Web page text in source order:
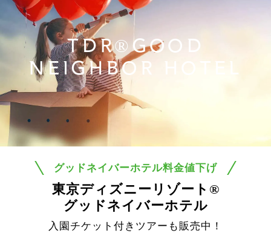
TDR®GOOD
NEIGHBOR HOTEL
グッドネイバーホテル料金値下げ
東京ディズニーリゾート®
グッドネイバーホテル
入園チケット付きツアーも販売中！